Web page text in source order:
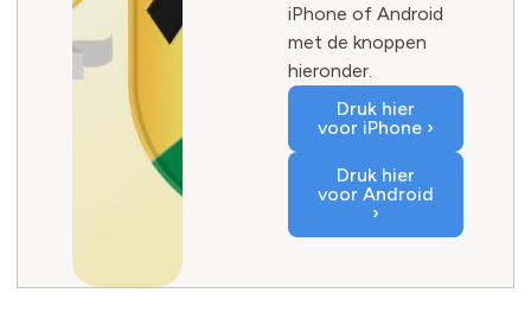
iPhone of Android
met de knoppen
hieronder.
Druk hier
voor iPhone ›
Druk hier
voor Android
›